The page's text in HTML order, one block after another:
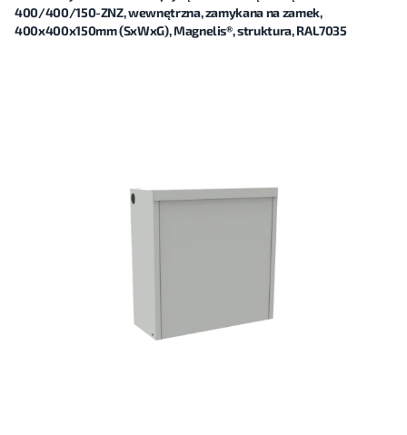
400/400/150-ZNZ, wewnętrzna, zamykana na zamek,
400x400x150mm (SxWxG), Magnelis®, struktura, RAL7035